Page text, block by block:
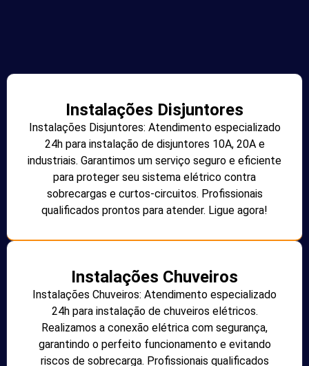
Instalações Disjuntores
Instalações Disjuntores: Atendimento especializado
24h para instalação de disjuntores 10A, 20A e
industriais. Garantimos um serviço seguro e eficiente
para proteger seu sistema elétrico contra
sobrecargas e curtos-circuitos. Profissionais
qualificados prontos para atender. Ligue agora!
Instalações Chuveiros
Instalações Chuveiros: Atendimento especializado
24h para instalação de chuveiros elétricos.
Realizamos a conexão elétrica com segurança,
garantindo o perfeito funcionamento e evitando
riscos de sobrecarga. Profissionais qualificados